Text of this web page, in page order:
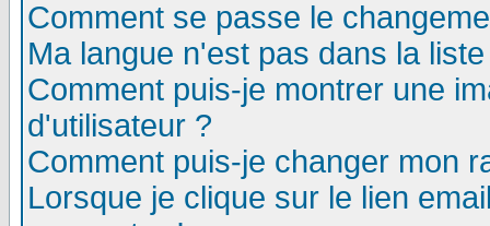
Comment se passe le
Ma langue n'est pas dans la
Comment puis-je montrer une
d'utilisateur ?
Comment puis-je changer mon
Lorsque je clique sur le lien